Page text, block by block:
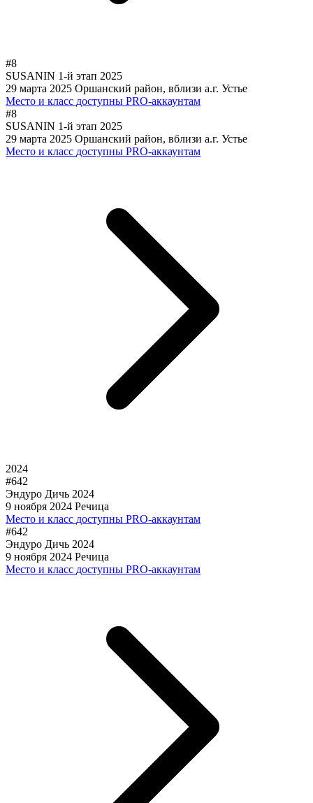
#8
SUSANIN 1-й этап 2025
29 марта 2025 Оршанский район, вблизи а.г. Устье
Место и класс доступны PRO-аккаунтам
#8
SUSANIN 1-й этап 2025
29 марта 2025 Оршанский район, вблизи а.г. Устье
Место и класс доступны PRO-аккаунтам
2024
#642
Эндуро Дичь 2024
9 ноября 2024 Речица
Место и класс доступны PRO-аккаунтам
#642
Эндуро Дичь 2024
9 ноября 2024 Речица
Место и класс доступны PRO-аккаунтам